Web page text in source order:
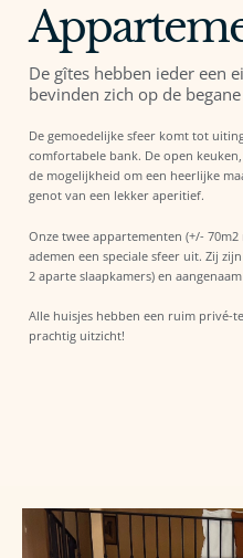
De gîtes hebben ieder een
bevinden zich op de
De gemoedelijke sfeer komt tot
comfortabele bank. De open
de mogelijkheid om een heerlijke
genot van een lekker aperitief.
Onze twee appartementen (+/-
ademen een speciale sfeer uit. Zij
2 aparte slaapkamers) en
Alle huisjes hebben een ruim privé-
prachtig uitzicht!